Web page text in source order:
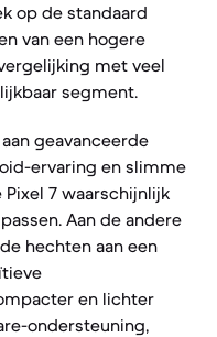
op de standaard
van een hogere
met veel
segment.
geavanceerde
ervaring en slimme
7 waarschijnlijk
Aan de andere
hechten aan een
en lichter
ondersteuning,